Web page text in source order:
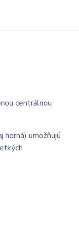
centrálnou
umožňujú